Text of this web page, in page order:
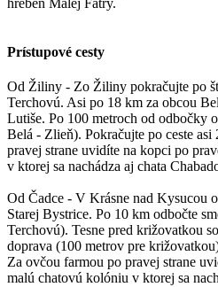
Prístupové cesty
Od Žiliny - Zo Žiliny pokračujte po
Terchovú. Asi po 18 km za obcou
Lutiše. Po 100 metroch od odbočky
Belá - Zlieň). Pokračujte po ceste
pravej strane uvidíte na kopci po
v ktorej sa nachádza aj chata
Od Čadce - V Krásne nad Kysucou
Starej Bystrice. Po 10 km odbočte
Terchovú). Tesne pred križovatkou
doprava (100 metrov pre
Za ovčou farmou po pravej strane
malú chatovú kolóniu v ktorej sa